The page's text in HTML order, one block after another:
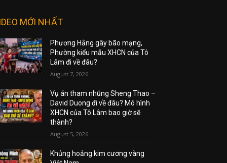
MỚI NHẤT
Phương Hằng gây bão mạng,
Phường kiểu mẫu XHCN của Tô
Lâm đi về đâu?
August 7, 2026
Vụ án tham nhũng Sheng Thao –
David Duong đi về đâu? Mô hình
XHCN của Tô Lâm bao giờ sẽ
thành?
August 5, 2026
Khủng hoảng kim cương vàng